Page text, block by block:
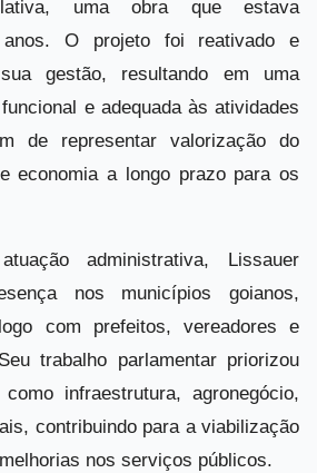
uma obra que estava
O projeto foi reativado e
gestão, resultando em uma
e adequada às atividades
de representar valorização do
economia a longo prazo para os
administrativa, Lissauer
nos municípios goianos,
com prefeitos, vereadores e
trabalho parlamentar priorizou
infraestrutura, agronegócio,
contribuindo para a viabilização
nos serviços públicos.